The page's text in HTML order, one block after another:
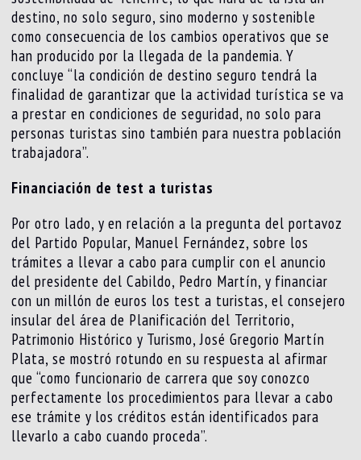
destino, no solo seguro, sino moderno y sostenible
como consecuencia de los cambios operativos que se
han producido por la llegada de la pandemia. Y
concluye “la condición de destino seguro tendrá la
finalidad de garantizar que la actividad turística se va
a prestar en condiciones de seguridad, no solo para
personas turistas sino también para nuestra población
trabajadora”.
Financiación de test a turistas
Por otro lado, y en relación a la pregunta del portavoz
del Partido Popular, Manuel Fernández, sobre los
trámites a llevar a cabo para cumplir con el anuncio
del presidente del Cabildo, Pedro Martín, y financiar
con un millón de euros los test a turistas, el consejero
insular del área de Planificación del Territorio,
Patrimonio Histórico y Turismo, José Gregorio Martín
Plata, se mostró rotundo en su respuesta al afirmar
que “como funcionario de carrera que soy conozco
perfectamente los procedimientos para llevar a cabo
ese trámite y los créditos están identificados para
llevarlo a cabo cuando proceda”.